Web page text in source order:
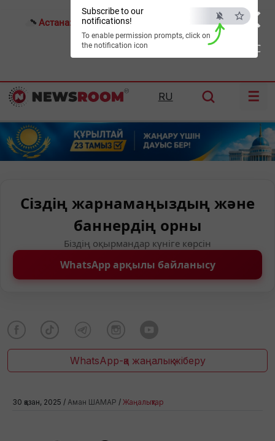
×
ESC
Subscribe to our
notifications!
To enable permission prompts, click on
the notification icon
Астана: 23°C Алматы: Шымкент:33°C
RU ☰
Сіздің жарнамаңыздың және
баннердің орны
Біздің оқырмандар күніге көрсін
WhatsApp арқылы байланысу
WhatsApp-қа жаңалық жіберу
30 қазан, 2025 / Аман ШАМАР / Жаңалықтар